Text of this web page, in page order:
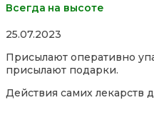
Всегда на высоте
Rated
out
of
25.07.2023
Присылают оперативно
присылают подарки.
Действия самих лекарств